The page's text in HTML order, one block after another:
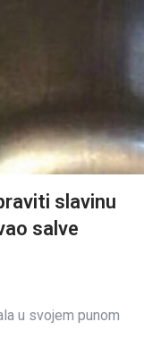
slavinu
salve
u svojem punom